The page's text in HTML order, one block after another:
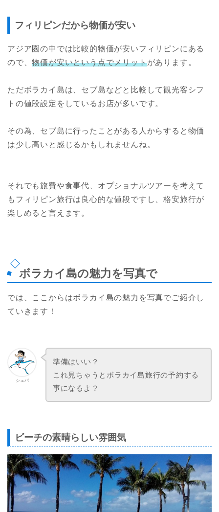
フィリピンだから物価が安い
アジア圏の中では比較的物価が安いフィリピンにある
ので、物価が安いという点でメリットがあります。
ただボラカイ島は、セブ島などと比較して観光客シフ
トの値段設定をしているお店が多いです。
その為、セブ島に行ったことがある人からすると物価
は少し高いと感じるかもしれませんね。
それでも旅費や食事代、オプショナルツアーを考えて
もフィリピン旅行は良心的な値段ですし、格安旅行が
楽しめると言えます。
ボラカイ島の魅力を写真で
では、ここからはボラカイ島の魅力を写真でご紹介し
ていきます！
シェバ
準備はいい？
これ見ちゃうとボラカイ島旅行の予約する
事になるよ？
ビーチの素晴らしい雰囲気